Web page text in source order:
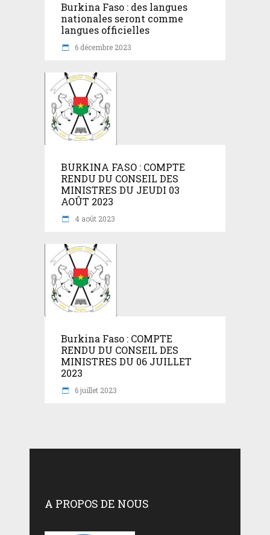
Burkina Faso : des langues
nationales seront comme
langues officielles
6 décembre 2023
BURKINA FASO : COMPTE
RENDU DU CONSEIL DES
MINISTRES DU JEUDI 03
AOÛT 2023
4 août 2023
Burkina Faso : COMPTE
RENDU DU CONSEIL DES
MINISTRES DU 06 JUILLET
2023
6 juillet 2023
A PROPOS DE NOUS